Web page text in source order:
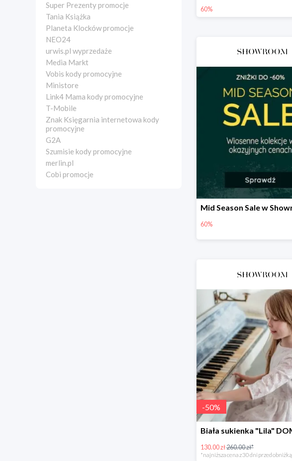
Super Prezenty promocje
Tania Książka
Planeta Klocków promocje
NEO24
urwis.pl wyprzedaże
Media Markt
Vobis kody promocyjne
Ministore
Link4 Mama kody promocyjne
T-Mobile
Znak Księgarnia internetowa kody
promocyjne
G2A
Szumisie kody promocyjne
merlin.pl
Cobi promocje
60%
60%
-50%
130.00 zł260.00 zł*
*najniższa cena z 30 dni przed obniżką